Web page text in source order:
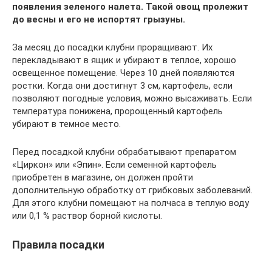
появления зеленого налета. Такой овощ пролежит
до весны и его не испортят грызуны.
За месяц до посадки клубни проращивают. Их
перекладывают в ящик и убирают в теплое, хорошо
освещенное помещение. Через 10 дней появляются
ростки. Когда они достигнут 3 см, картофель, если
позволяют погодные условия, можно высаживать. Если
температура понижена, пророщенный картофель
убирают в темное место.
Перед посадкой клубни обрабатывают препаратом
«Циркон» или «Эпин». Если семенной картофель
приобретен в магазине, он должен пройти
дополнительную обработку от грибковых заболеваний.
Для этого клубни помещают на полчаса в теплую воду
или 0,1 % раствор борной кислоты.
Правила посадки